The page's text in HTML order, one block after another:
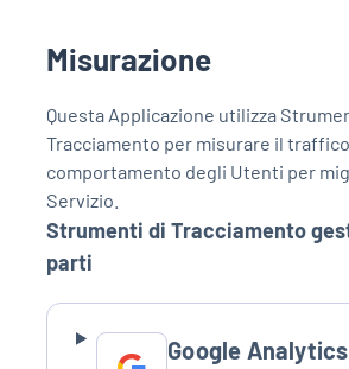
Misurazione
Questa Applicazione utilizza
Tracciamento per misurare il
comportamento degli Utenti per
Servizio.
Strumenti di Tracciamento
parti
Google